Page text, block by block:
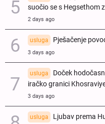
suočio se s Hegsethom
2 days ago
usluga Pješačenje
3 days ago
usluga
Doček
iračko granici
3 days ago
usluga Ljubav prema